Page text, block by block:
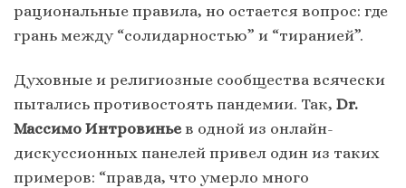
рациональные правила, но остается вопрос: где
грань между “солидарностью” и “тиранией”.
Духовные и религиозные сообщества всячески
пытались противостоять пандемии. Так, Dr.
Массимо Интровинье в одной из онлайн-
дискуссионных панелей привел один из таких
примеров: “правда, что умерло много